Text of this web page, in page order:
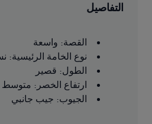
التفاصيل
القصة: واسعة
نوع الخامة الرئيسية:
الطول: قصير
ارتفاع الخصر: متوسط
الجيوب: جيب جانبي